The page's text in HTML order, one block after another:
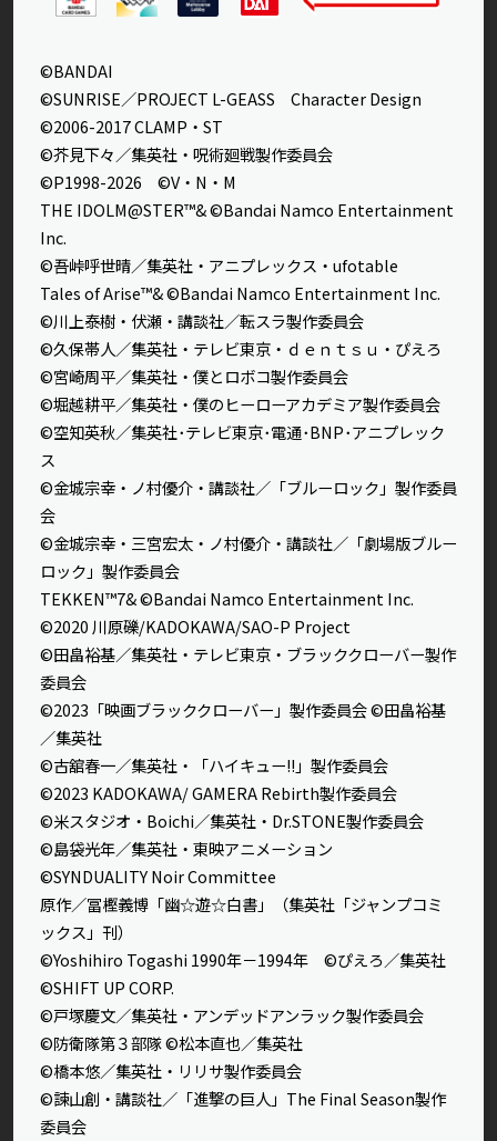
©BANDAI
©SUNRISE／PROJECT L-GEASS Character Design
©2006-2017 CLAMP・ST
©芥見下々／集英社・呪術廻戦製作委員会
©P1998-2026 ©V・N・M
THE IDOLM@STER™& ©Bandai Namco Entertainment
Inc.
©吾峠呼世晴／集英社・アニプレックス・ufotable
Tales of Arise™& ©Bandai Namco Entertainment Inc.
©川上泰樹・伏瀬・講談社／転スラ製作委員会
©久保帯人／集英社・テレビ東京・ｄｅｎｔｓｕ・ぴえろ
©宮崎周平／集英社・僕とロボコ製作委員会
©堀越耕平／集英社・僕のヒーローアカデミア製作委員会
©空知英秋／集英社･テレビ東京･電通･BNP･アニプレック
ス
©金城宗幸・ノ村優介・講談社／「ブルーロック」製作委員
会
©金城宗幸・三宮宏太・ノ村優介・講談社／「劇場版ブルー
ロック」製作委員会
TEKKEN™7& ©Bandai Namco Entertainment Inc.
©2020 川原礫/KADOKAWA/SAO-P Project
©田畠裕基／集英社・テレビ東京・ブラッククローバー製作
委員会
©2023「映画ブラッククローバー」製作委員会 ©田畠裕基
／集英社
©古舘春一／集英社・「ハイキュー!!」製作委員会
©2023 KADOKAWA/ GAMERA Rebirth製作委員会
©米スタジオ・Boichi／集英社・Dr.STONE製作委員会
©島袋光年／集英社・東映アニメーション
©SYNDUALITY Noir Committee
原作／冨樫義博「幽☆遊☆白書」（集英社「ジャンプコミ
ックス」刊）
©Yoshihiro Togashi 1990年－1994年 ©ぴえろ／集英社
©SHIFT UP CORP.
©戸塚慶文／集英社・アンデッドアンラック製作委員会
©防衛隊第３部隊 ©松本直也／集英社
©橋本悠／集英社・リリサ製作委員会
©諫山創・講談社／「進撃の巨人」The Final Season製作
委員会